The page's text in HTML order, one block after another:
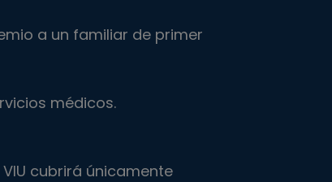
a un familiar de primer
médicos.
cubrirá únicamente